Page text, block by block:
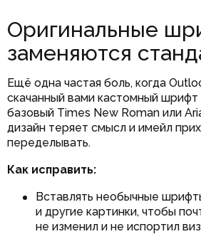
Оригинальные
заменяются
Ещё одна частая боль, когда
скачанный вами кастомный шрифт
базовый Times New Roman или
дизайн теряет смысл и имейл
переделывать.
Как исправить:
Вставлять необычные
и другие картинки, чтобы
не изменил и не испортил